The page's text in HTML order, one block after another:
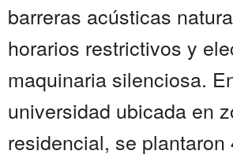
barreras acústicas
horarios restrictivos y
maquinaria silenciosa.
universidad ubicada en
residencial, se plantaron